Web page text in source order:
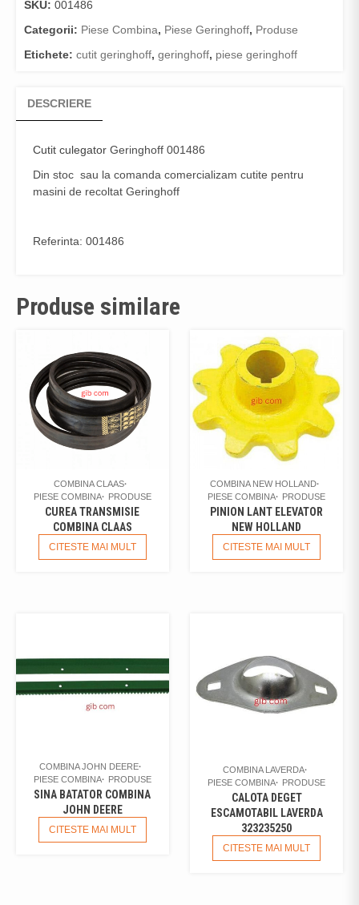
SKU: 001486
Categorii: Piese Combina, Piese Geringhoff, Produse
Etichete: cutit geringhoff, geringhoff, piese geringhoff
DESCRIERE
Cutit culegator Geringhoff 001486
Din stoc sau la comanda comercializam cutite pentru
masini de recoltat Geringhoff
Referinta: 001486
Produse similare
COMBINA CLAAS
PIESE COMBINA
PRODUSE
CUREA TRANSMISIE
COMBINA CLAAS
CITESTE MAI MULT
COMBINA NEW HOLLAND
PIESE COMBINA
PRODUSE
PINION LANT ELEVATOR
NEW HOLLAND
CITESTE MAI MULT
COMBINA JOHN DEERE
PIESE COMBINA
PRODUSE
SINA BATATOR COMBINA
JOHN DEERE
CITESTE MAI MULT
COMBINA LAVERDA
PIESE COMBINA
PRODUSE
CALOTA DEGET
ESCAMOTABIL LAVERDA
323235250
CITESTE MAI MULT